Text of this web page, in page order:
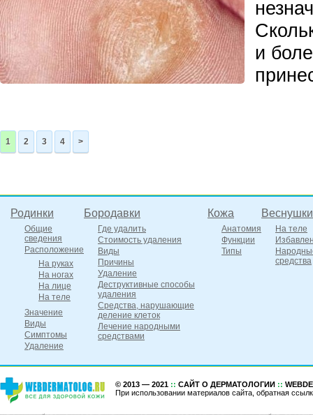
и
1 2 3 4 >
Родинки
Общие
сведения
Расположение
На руках
На ногах
На лице
На теле
Значение
Виды
Симптомы
Удаление
Бородавки
Где удалить
Стоимость удаления
Виды
Причины
Удаление
Деструктивные способы
удаления
Средства, нарушающие
деление клеток
Лечение народными
средствами
Кожа
Анатомия
Функции
Типы
Веснушки
На теле
средства
© 2013 — 2021 :: САЙТ О ДЕРМАТОЛОГИИ ::
При использовании материалов сайта, обратная